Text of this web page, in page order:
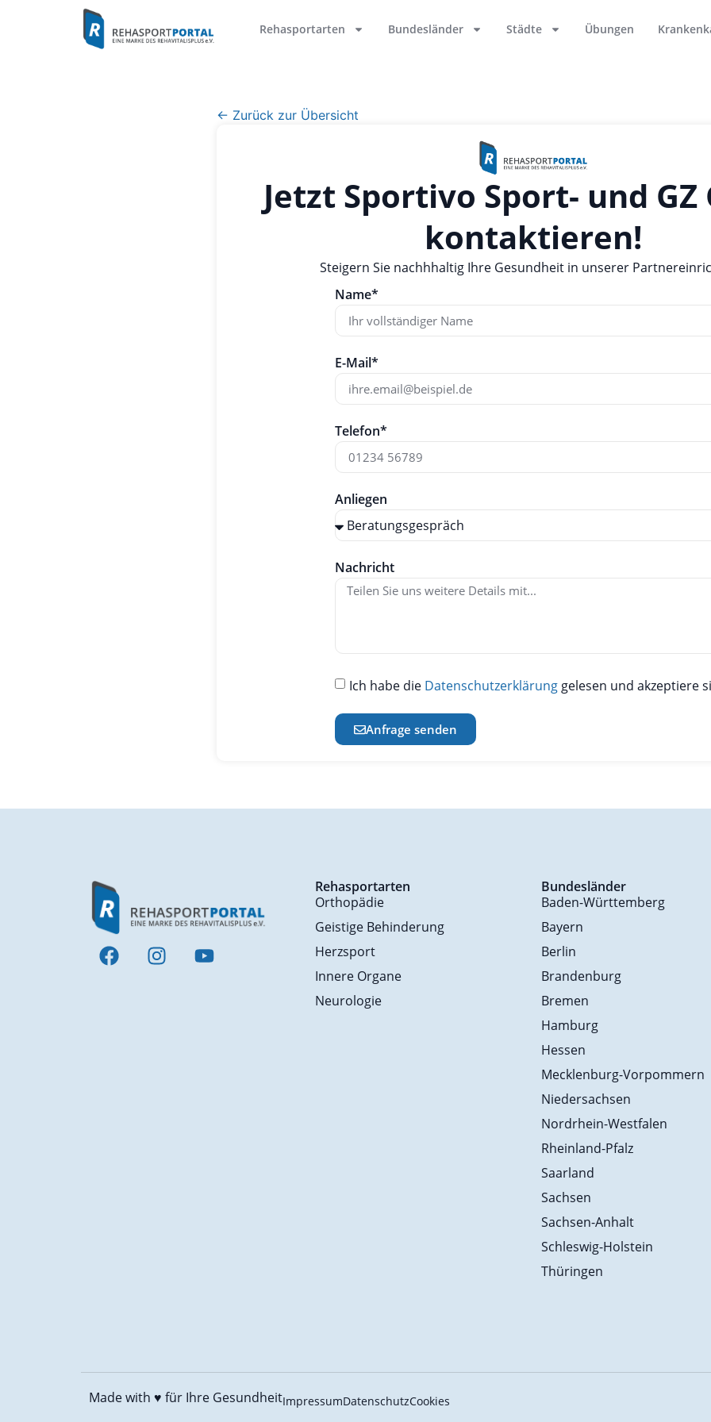
Rehasportarten Bundesländer Städte Übungen
← Zurück zur Übersicht
Jetzt Sportivo Sport- und GZ
kontaktieren!
Steigern Sie nachhhaltig Ihre Gesundheit in unserer
Name*
E-Mail*
Telefon*
Anliegen
Nachricht
Ich habe die Datenschutzerklärung gelesen und akzeptiere
Anfrage senden
Rehasportarten
Orthopädie
Geistige Behinderung
Herzsport
Innere Organe
Neurologie
Bundesländer
Baden-Württemberg
Bayern
Berlin
Brandenburg
Bremen
Hamburg
Hessen
Mecklenburg-Vorpommern
Niedersachsen
Nordrhein-Westfalen
Rheinland-Pfalz
Saarland
Sachsen
Sachsen-Anhalt
Schleswig-Holstein
Thüringen
Made with ♥️ für Ihre GesundheitImpressumDatenschutzCookies